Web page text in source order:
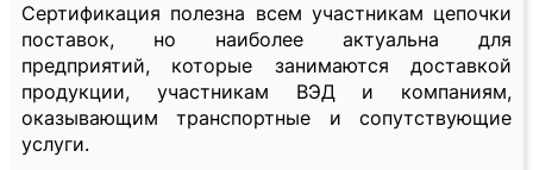
Сертификация полезна всем участникам цепочки
поставок, но наиболее актуальна для
предприятий, которые занимаются доставкой
продукции, участникам ВЭД и компаниям,
оказывающим транспортные и сопутствующие
услуги.